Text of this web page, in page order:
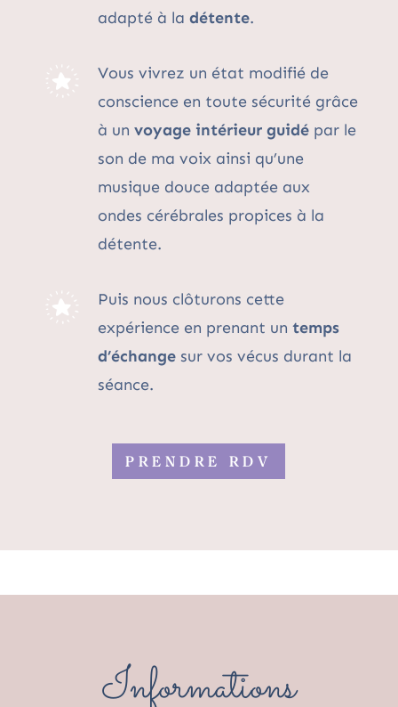
adapté à la détente.
Vous vivrez un état modifié de
conscience en toute sécurité grâce
à un voyage intérieur guidépar le
son de ma voix ainsi qu’une
musique douce adaptée aux
ondes cérébrales propices à la
détente.
Puis nous clôturons cette
expérience en prenant un temps
d’échangesur vos vécus durant la
séance.
PRENDRE RDV
Informations